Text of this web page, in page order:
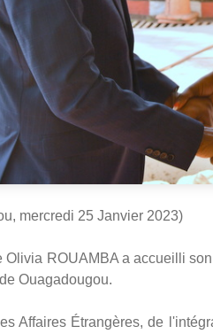
mercredi 25 Janvier 2023)
Olivia ROUAMBA a accueilli
Ouagadougou.
Affaires Étrangères, de